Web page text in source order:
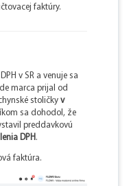
faktúry.
v SR a venuje sa
marca prijal od
stoličky v
sa dohodol, že
preddavkovú
DPH .
faktúra.